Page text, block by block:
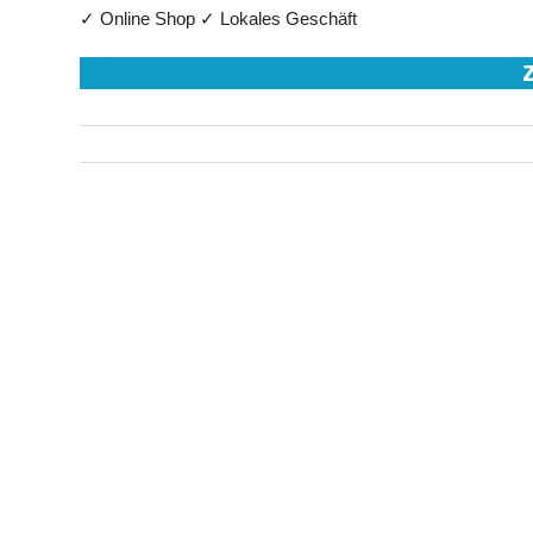
✓ Online Shop ✓ Lokales Geschäft